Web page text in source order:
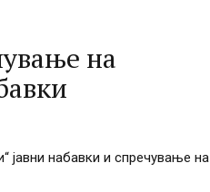
на
јавни набавки и спречување на